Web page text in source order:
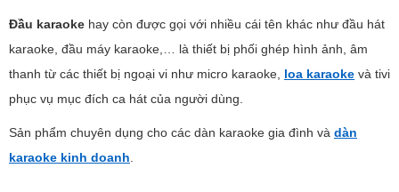
Đầu karaoke hay còn được gọi với nhiều cái tên khác như đầu hát
karaoke, đầu máy karaoke,… là thiết bị phối ghép hình ảnh, âm
thanh từ các thiết bị ngoại vi như micro karaoke, loa karaoke và tivi
phục vụ mục đích ca hát của người dùng.
Sản phẩm chuyên dụng cho các dàn karaoke gia đình và dàn
karaoke kinh doanh